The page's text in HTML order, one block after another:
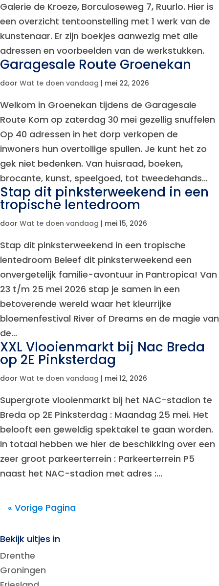
Galerie de Kroeze, Borculoseweg 7, Ruurlo. Hier is
een overzicht tentoonstelling met 1 werk van de
kunstenaar. Er zijn boekjes aanwezig met alle
adressen en voorbeelden van de werkstukken.
Garagesale Route Groenekan
door Wat te doen vandaag | mei 22, 2026
Welkom in Groenekan tijdens de Garagesale
Route Kom op zaterdag 30 mei gezellig snuffelen
Op 40 adressen in het dorp verkopen de
inwoners hun overtollige spullen. Je kunt het zo
gek niet bedenken. Van huisraad, boeken,
brocante, kunst, speelgoed, tot tweedehands...
Stap dit pinksterweekend in een
tropische lentedroom
door Wat te doen vandaag | mei 15, 2026
Stap dit pinksterweekend in een tropische
lentedroom Beleef dit pinksterweekend een
onvergetelijk familie-avontuur in Pantropica! Van
23 t/m 25 mei 2026 stap je samen in een
betoverende wereld waar het kleurrijke
bloemenfestival River of Dreams en de magie van
de...
XXL Vlooienmarkt bij Nac Breda
op 2E Pinksterdag
door Wat te doen vandaag | mei 12, 2026
Supergrote vlooienmarkt bij het NAC-stadion te
Breda op 2E Pinksterdag : Maandag 25 mei. Het
belooft een geweldig spektakel te gaan worden.
In totaal hebben we hier de beschikking over een
zeer groot parkeerterrein : Parkeerterrein P5
naast het NAC-stadion met adres :...
« Vorige Pagina
Bekijk uitjes in
Drenthe
Groningen